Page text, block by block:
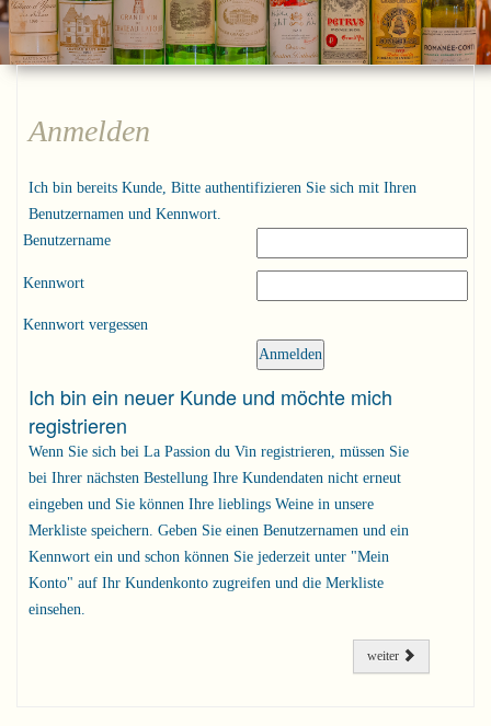
Anmelden
Ich bin bereits Kunde, Bitte authentifizieren Sie sich mit Ihren
Benutzernamen und Kennwort.
Benutzername
Kennwort
Kennwort vergessen
Ich bin ein neuer Kunde und möchte mich
registrieren
Wenn Sie sich bei La Passion du Vin registrieren, müssen Sie
bei Ihrer nächsten Bestellung Ihre Kundendaten nicht erneut
eingeben und Sie können Ihre lieblings Weine in unsere
Merkliste speichern. Geben Sie einen Benutzernamen und ein
Kennwort ein und schon können Sie jederzeit unter "Mein
Konto" auf Ihr Kundenkonto zugreifen und die Merkliste
einsehen.
weiter